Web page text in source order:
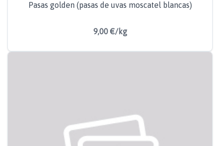
Pasas golden (pasas de uvas moscatel blancas)
9,00 €/kg